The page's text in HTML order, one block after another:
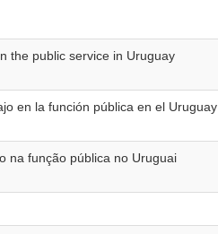
the public service in Uruguay
en la función pública en el Uruguay
na função pública no Uruguai